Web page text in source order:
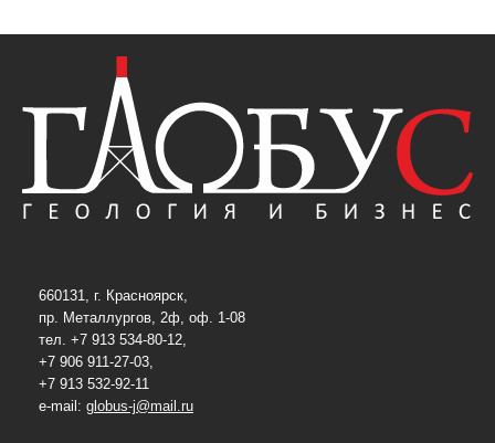
660131, г. Красноярск,
пр. Металлургов, 2ф, оф. 1-08
тел. +7 913 534-80-12,
+7 906 911-27-03,
+7 913 532-92-11
e-mail: globus-j@mail.ru